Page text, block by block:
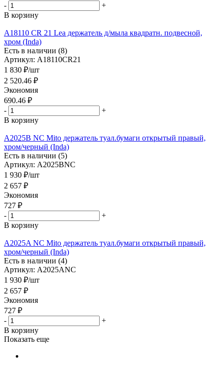
-
+
В корзину
A18110 CR 21 Lea держатель д/мыла квадратн. подвесной,
хром (Inda)
Есть в наличии (8)
Артикул: A18110CR21
1 830 ₽/шт
2 520.46 ₽
Экономия
690.46 ₽
-
+
В корзину
A2025B NC Mito держатель туал.бумаги открытый правый,
хром/черный (Inda)
Есть в наличии (5)
Артикул: A2025BNC
1 930 ₽/шт
2 657 ₽
Экономия
727 ₽
-
+
В корзину
A2025A NC Mito держатель туал.бумаги открытый правый,
хром/черный (Inda)
Есть в наличии (4)
Артикул: A2025ANC
1 930 ₽/шт
2 657 ₽
Экономия
727 ₽
-
+
В корзину
Показать еще